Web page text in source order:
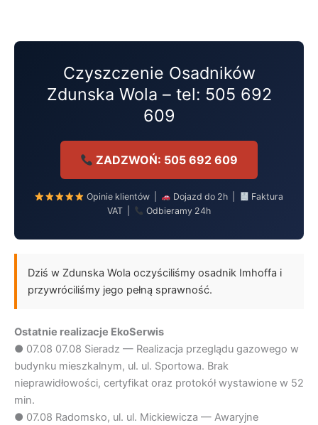
treści
Czyszczenie Osadników
Zdunska Wola – tel: 505 692
609
ZADZWOŃ: 505 692 609
Opinie klientów | Dojazd do 2h |
Faktura
VAT |
Odbieramy 24h
Dziś w Zdunska Wola oczyściliśmy osadnik Imhoffa i
przywróciliśmy jego pełną sprawność.
Ostatnie realizacje EkoSerwis
● 07.08 07.08 Sieradz — Realizacja przeglądu gazowego w
budynku mieszkalnym, ul. ul. Sportowa. Brak
nieprawidłowości, certyfikat oraz protokół wystawione w 52
min.
● 07.08 Radomsko, ul. ul. Mickiewicza — Awaryjne